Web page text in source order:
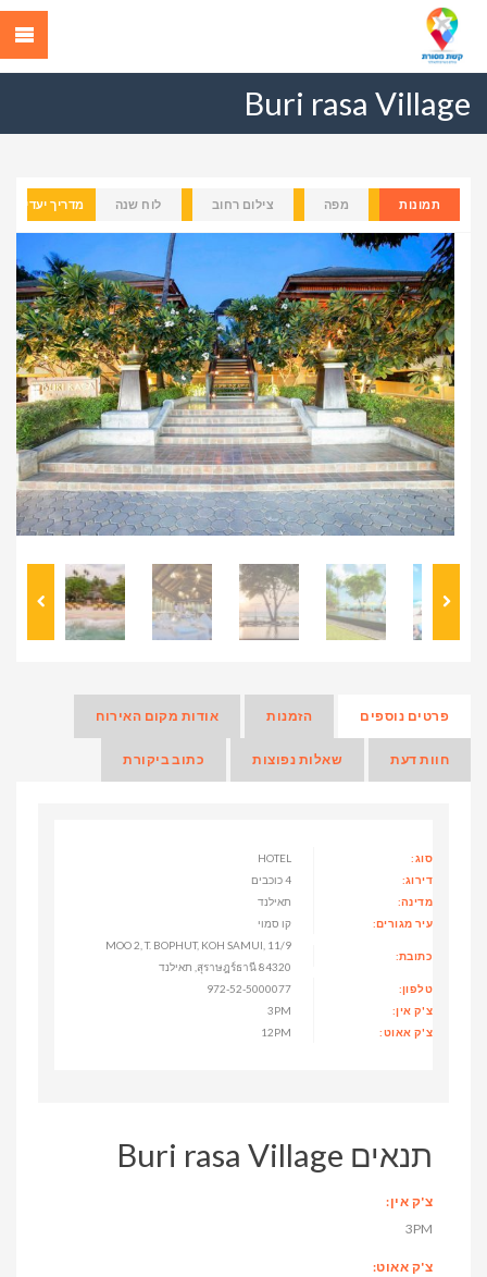
Buri rasa Village
תמונות מפה צילום רחוב לוח שנה מדריך יעדים
Previous Next
פרטים נוספים הזמנות אודות מקום האירוח
חוות דעת שאלות נפוצות כתוב ביקורת
סוג:
HOTEL
דירוג:
4 כוכבים
מדינה:
תאילנד
עיר מגורים:
קו סמוי
כתובת:
11/9 MOO 2, T. BOPHUT, KOH SAMUI,
สุราษฎร์ธานี 84320, תאילנד
טלפון:
972-52-5000077
צ'ק אין:
3PM
צ'ק אאוט:
12PM
תנאים Buri rasa Village
צ'ק אין:
3PM
צ'ק אאוט: